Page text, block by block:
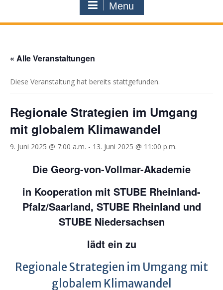
Menu
« Alle Veranstaltungen
Diese Veranstaltung hat bereits stattgefunden.
Regionale Strategien im Umgang
mit globalem Klimawandel
9. Juni 2025 @ 7:00 a.m. - 13. Juni 2025 @ 11:00 p.m.
Die Georg-von-Vollmar-Akademie
in Kooperation mit STUBE Rheinland-
Pfalz/Saarland, STUBE Rheinland und
STUBE Niedersachsen
lädt ein zu
Regionale Strategien im Umgang mit
globalem Klimawandel